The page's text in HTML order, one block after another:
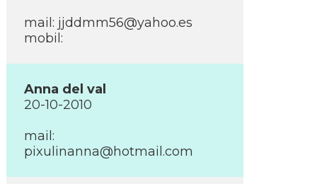
mail: jjddmm56@yahoo.es
mobil:
Anna del val
20-10-2010
mail:
pixulinanna@hotmail.com